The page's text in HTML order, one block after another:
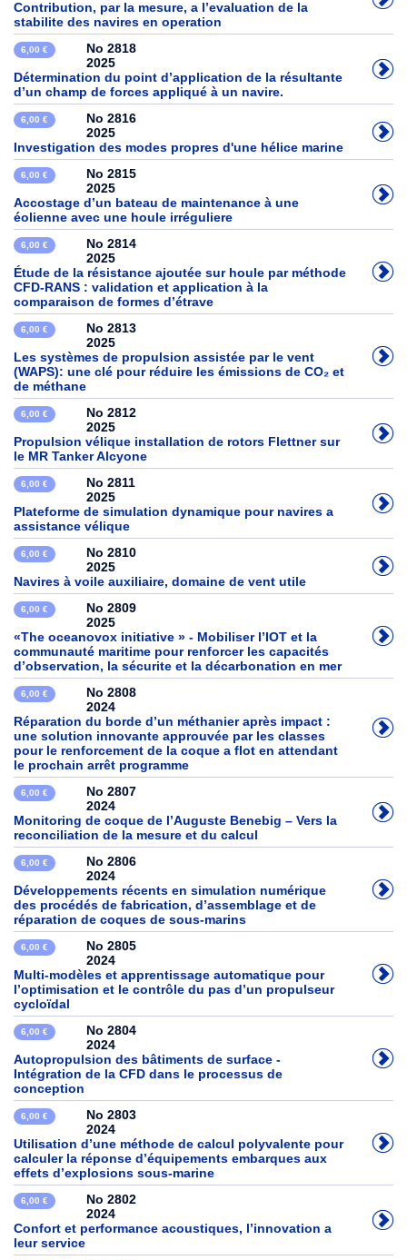
Contribution, par la mesure, a l’evaluation de la
stabilite des navires en operation
6,00 €
No 2818
2025
Détermination du point d’application de la résultante
d’un champ de forces appliqué à un navire.
6,00 €
No 2816
2025
Investigation des modes propres d'une hélice marine
6,00 €
No 2815
2025
Accostage d’un bateau de maintenance à une
éolienne avec une houle irréguliere
6,00 €
No 2814
2025
Étude de la résistance ajoutée sur houle par méthode
CFD-RANS : validation et application à la
comparaison de formes d’étrave
6,00 €
No 2813
2025
Les systèmes de propulsion assistée par le vent
(WAPS): une clé pour réduire les émissions de CO₂ et
de méthane
6,00 €
No 2812
2025
Propulsion vélique installation de rotors Flettner sur
le MR Tanker Alcyone
6,00 €
No 2811
2025
Plateforme de simulation dynamique pour navires a
assistance vélique
6,00 €
No 2810
2025
Navires à voile auxiliaire, domaine de vent utile
6,00 €
No 2809
2025
«The oceanovox initiative » - Mobiliser l’IOT et la
communauté maritime pour renforcer les capacités
d’observation, la sécurite et la décarbonation en mer
6,00 €
No 2808
2024
Réparation du borde d’un méthanier après impact :
une solution innovante approuvée par les classes
pour le renforcement de la coque a flot en attendant
le prochain arrêt programme
6,00 €
No 2807
2024
Monitoring de coque de l’Auguste Benebig – Vers la
reconciliation de la mesure et du calcul
6,00 €
No 2806
2024
Développements récents en simulation numérique
des procédés de fabrication, d’assemblage et de
réparation de coques de sous-marins
6,00 €
No 2805
2024
Multi-modèles et apprentissage automatique pour
l’optimisation et le contrôle du pas d’un propulseur
cycloïdal
6,00 €
No 2804
2024
Autopropulsion des bâtiments de surface -
Intégration de la CFD dans le processus de
conception
6,00 €
No 2803
2024
Utilisation d’une méthode de calcul polyvalente pour
calculer la réponse d’équipements embarques aux
effets d’explosions sous-marine
6,00 €
No 2802
2024
Confort et performance acoustiques, l’innovation a
leur service